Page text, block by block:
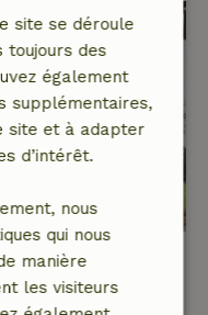
site se déroule
toujours des
également
supplémentaires,
site et à adapter
d’intérêt.
nous
qui nous
manière
les visiteurs